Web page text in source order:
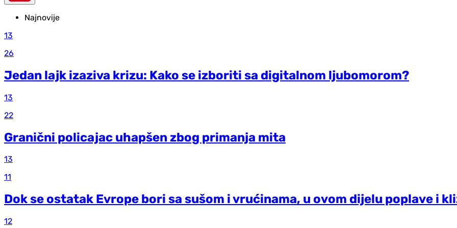
Najnovije
13
26
Jedan lajk izaziva krizu: Kako se izboriti sa digitalnom ljubomorom?
13
22
Granični policajac uhapšen zbog primanja mita
13
11
Dok se ostatak Evrope bori sa sušom i vrućinama, u ovom dijelu poplave i
12